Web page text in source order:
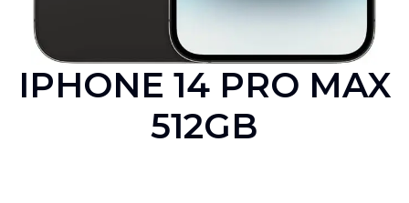
IPHONE 14 PRO MAX
512GB